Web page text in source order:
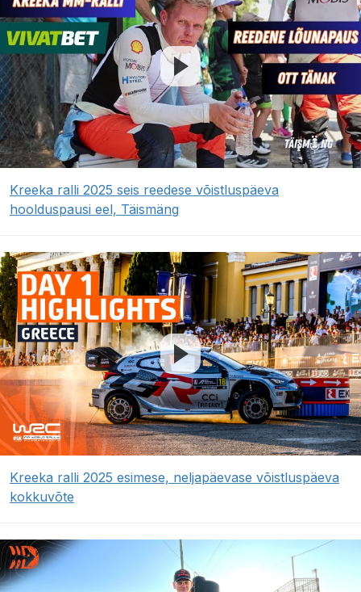
Kreeka ralli 2025 seis reedese võistluspäeva
hoolduspausi eel, Täismäng
Kreeka ralli 2025 esimese, neljapäevase võistluspäeva
kokkuvõte